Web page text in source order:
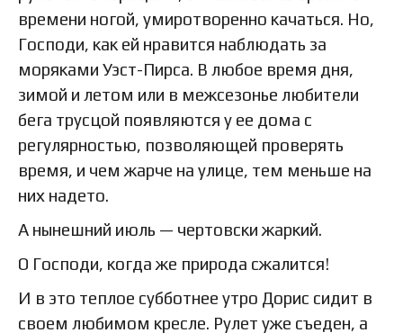
времени ногой, умиротворенно качаться. Но,
Господи, как ей нравится наблюдать за
моряками Уэст-Пирса. В любое время дня,
зимой и летом или в межсезонье любители
бега трусцой появляются у ее дома с
регулярностью, позволяющей проверять
время, и чем жарче на улице, тем меньше на
них надето.
А нынешний июль — чертовски жаркий.
О Господи, когда же природа сжалится!
И в это теплое субботнее утро Дорис сидит в
своем любимом кресле. Рулет уже съеден, а